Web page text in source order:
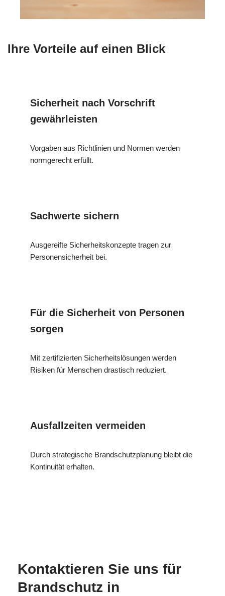
Ihre Vorteile auf einen Blick
Sicherheit nach Vorschrift
gewährleisten
Vorgaben aus Richtlinien und Normen werden
normgerecht erfüllt.
Sachwerte sichern
Ausgereifte Sicherheitskonzepte tragen zur
Personensicherheit bei.
Für die Sicherheit von Personen
sorgen
Mit zertifizierten Sicherheitslösungen werden
Risiken für Menschen drastisch reduziert.
Ausfallzeiten vermeiden
Durch strategische Brandschutzplanung bleibt die
Kontinuität erhalten.
Kontaktieren Sie uns für
Brandschutz in